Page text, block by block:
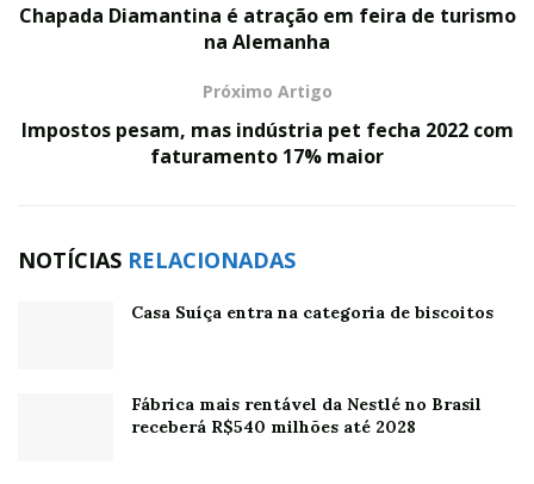
Chapada Diamantina é atração em feira de turismo
na Alemanha
Próximo Artigo
Impostos pesam, mas indústria pet fecha 2022 com
faturamento 17% maior
NOTÍCIAS RELACIONADAS
Casa Suíça entra na categoria de biscoitos
Fábrica mais rentável da Nestlé no Brasil
receberá R$540 milhões até 2028